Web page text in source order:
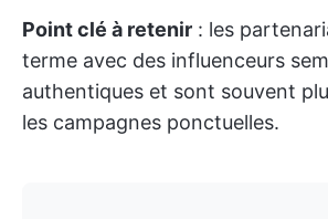
Point clé à retenir : les
terme avec des influenceurs
authentiques et sont souvent
les campagnes ponctuelles.